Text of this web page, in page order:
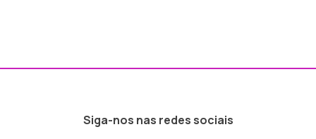
Siga-nos nas redes sociais